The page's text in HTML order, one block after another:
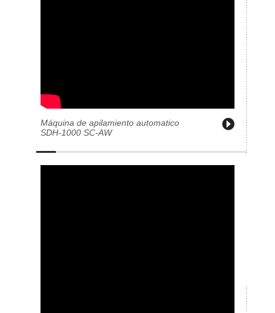
Máquina de apilamiento automatico
SDH-1000 SC-AW